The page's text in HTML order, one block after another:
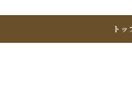
トッ
代